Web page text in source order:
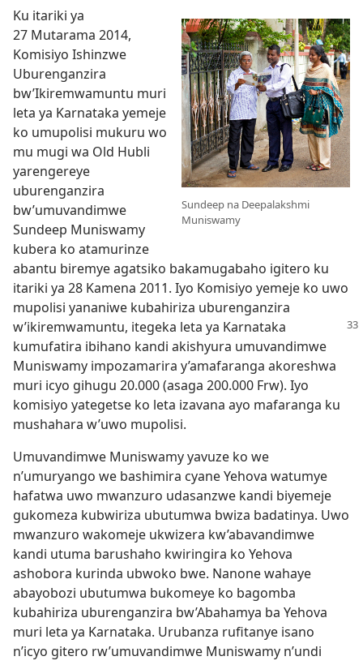
Sundeep na Deepalakshmi
Muniswamy
Ku itariki ya
27 Mutarama 2014,
Komisiyo Ishinzwe
Uburenganzira
bw’Ikiremwamuntu muri
leta ya Karnataka yemeje
ko umupolisi mukuru wo
mu mugi wa Old Hubli
yarengereye
uburenganzira
bw’umuvandimwe
Sundeep Muniswamy
kubera ko atamurinze
abantu biremye agatsiko bakamugabaho igitero ku
itariki ya 28 Kamena 2011. Iyo Komisiyo yemeje ko uwo
mupolisi yananiwe kubahiriza uburenganzira
w’ikiremwamuntu, itegeka leta ya Karnataka
kumufatira ibihano kandi akishyura umuvandimwe
Muniswamy impozamarira y’amafaranga akoreshwa
muri icyo gihugu 20.000 (asaga 200.000 Frw). Iyo
komisiyo yategetse ko leta izavana ayo mafaranga ku
mushahara w’uwo mupolisi.
Umuvandimwe Muniswamy yavuze ko we
n’umuryango we bashimira cyane Yehova watumye
hafatwa uwo mwanzuro udasanzwe kandi biyemeje
gukomeza kubwiriza ubutumwa bwiza badatinya. Uwo
mwanzuro wakomeje ukwizera kw’abavandimwe
kandi utuma barushaho kwiringira ko Yehova
ashobora kurinda ubwoko bwe. Nanone wahaye
abayobozi ubutumwa bukomeye ko bagomba
kubahiriza uburenganzira bw’Abahamya ba Yehova
muri leta ya Karnataka. Urubanza rufitanye isano
n’icyo gitero rw’umuvandimwe Muniswamy n’undi